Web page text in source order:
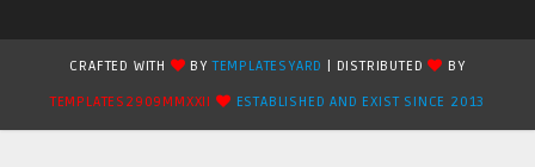
CRAFTED WITH BYTEMPLATESYARD | DISTRIBUTED
BY
TEMPLATES2909MMXXII
ESTABLISHED AND EXIST SINCE 2013